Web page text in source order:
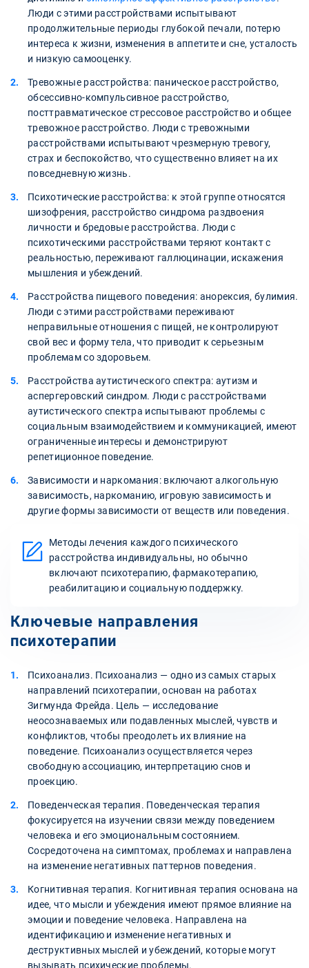
Люди с этими расстройствами испытывают
продолжительные периоды глубокой печали, потерю
интереса к жизни, изменения в аппетите и сне, усталость
и низкую самооценку.
Тревожные расстройства: паническое расстройство,
обсессивно-компульсивное расстройство,
посттравматическое стрессовое расстройство и общее
тревожное расстройство. Люди с тревожными
расстройствами испытывают чрезмерную тревогу,
страх и беспокойство, что существенно влияет на их
повседневную жизнь.
Психотические расстройства: к этой группе относятся
шизофрения, расстройство синдрома раздвоения
личности и бредовые расстройства. Люди с
психотическими расстройствами теряют контакт с
реальностью, переживают галлюцинации, искажения
мышления и убеждений.
Расстройства пищевого поведения: анорексия, булимия.
Люди с этими расстройствами переживают
неправильные отношения с пищей, не контролируют
свой вес и форму тела, что приводит к серьезным
проблемам со здоровьем.
Расстройства аутистического спектра: аутизм и
аспергеровский синдром. Люди с расстройствами
аутистического спектра испытывают проблемы с
социальным взаимодействием и коммуникацией, имеют
ограниченные интересы и демонстрируют
репетиционное поведение.
Зависимости и наркомания: включают алкогольную
зависимость, наркоманию, игровую зависимость и
другие формы зависимости от веществ или поведения.
Методы лечения каждого психического
расстройства индивидуальны, но обычно
включают психотерапию, фармакотерапию,
реабилитацию и социальную поддержку.
Ключевые направления
психотерапии
Психоанализ. Психоанализ — одно из самых старых
направлений психотерапии, основан на работах
Зигмунда Фрейда. Цель — исследование
неосознаваемых или подавленных мыслей, чувств и
конфликтов, чтобы преодолеть их влияние на
поведение. Психоанализ осуществляется через
свободную ассоциацию, интерпретацию снов и
проекцию.
Поведенческая терапия. Поведенческая терапия
фокусируется на изучении связи между поведением
человека и его эмоциональным состоянием.
Сосредоточена на симптомах, проблемах и направлена
на изменение негативных паттернов поведения.
Когнитивная терапия. Когнитивная терапия основана на
идее, что мысли и убеждения имеют прямое влияние на
эмоции и поведение человека. Направлена на
идентификацию и изменение негативных и
деструктивных мыслей и убеждений, которые могут
вызывать психические проблемы.